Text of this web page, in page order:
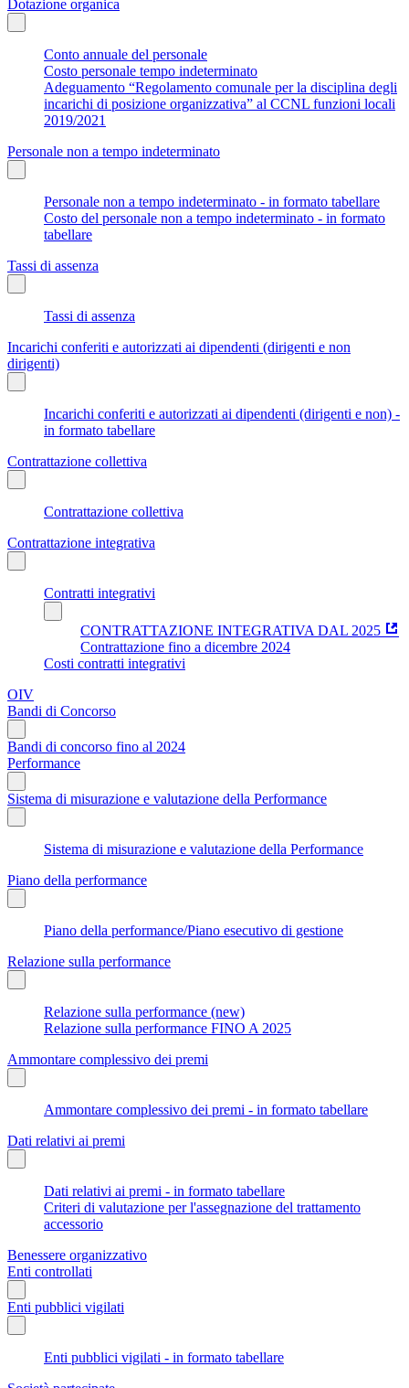
Dotazione organica
Conto annuale del personale
Costo personale tempo indeterminato
Adeguamento “Regolamento comunale per la disciplina degli
incarichi di posizione organizzativa” al CCNL funzioni locali
2019/2021
Personale non a tempo indeterminato
Personale non a tempo indeterminato - in formato tabellare
Costo del personale non a tempo indeterminato - in formato
tabellare
Tassi di assenza
Tassi di assenza
Incarichi conferiti e autorizzati ai dipendenti (dirigenti e non
dirigenti)
Incarichi conferiti e autorizzati ai dipendenti (dirigenti e non) -
in formato tabellare
Contrattazione collettiva
Contrattazione collettiva
Contrattazione integrativa
Contratti integrativi
CONTRATTAZIONE INTEGRATIVA DAL 2025
Contrattazione fino a dicembre 2024
Costi contratti integrativi
OIV
Bandi di Concorso
Bandi di concorso fino al 2024
Performance
Sistema di misurazione e valutazione della Performance
Sistema di misurazione e valutazione della Performance
Piano della performance
Piano della performance/Piano esecutivo di gestione
Relazione sulla performance
Relazione sulla performance (new)
Relazione sulla performance FINO A 2025
Ammontare complessivo dei premi
Ammontare complessivo dei premi - in formato tabellare
Dati relativi ai premi
Dati relativi ai premi - in formato tabellare
Criteri di valutazione per l'assegnazione del trattamento
accessorio
Benessere organizzativo
Enti controllati
Enti pubblici vigilati
Enti pubblici vigilati - in formato tabellare